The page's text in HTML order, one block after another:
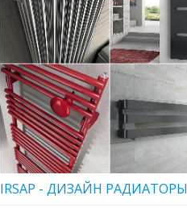
IRSAP - ДИЗАЙН РАДИАТОРЫ